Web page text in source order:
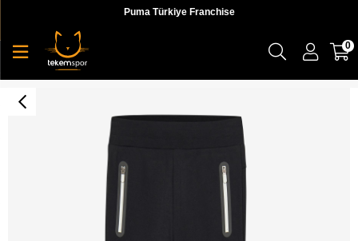
Puma Türkiye Franchise
0